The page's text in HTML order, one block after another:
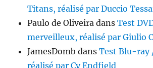
Titans, réalisé par Duccio
Paulo de Oliveira dansTest
merveilleux, réalisé par Giulio
JamesDomb dansTest Blu-ray
réalisé par Cy Endfield